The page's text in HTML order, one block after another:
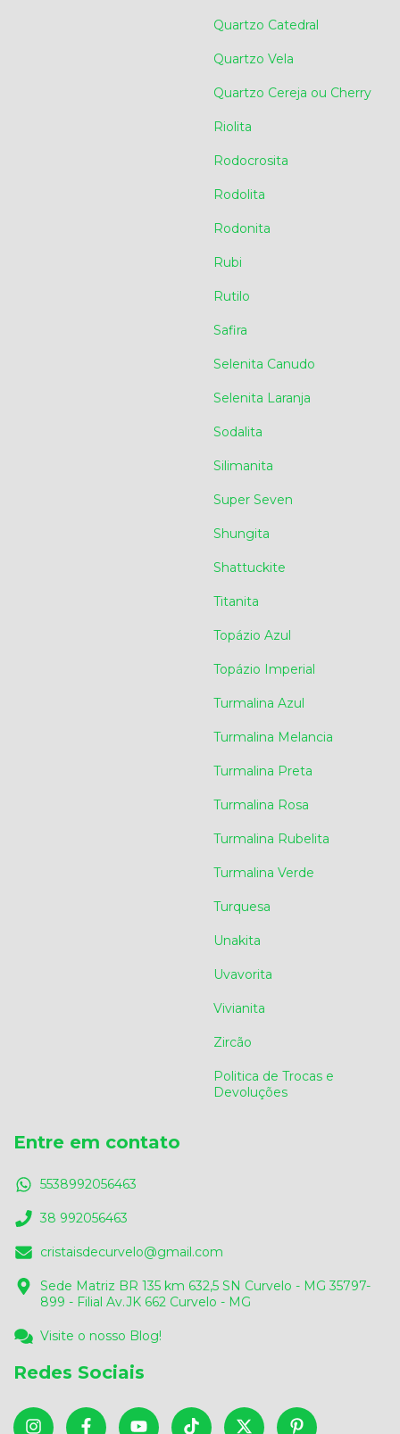
Quartzo Catedral
Quartzo Vela
Quartzo Cereja ou Cherry
Riolita
Rodocrosita
Rodolita
Rodonita
Rubi
Rutilo
Safira
Selenita Canudo
Selenita Laranja
Sodalita
Silimanita
Super Seven
Shungita
Shattuckite
Titanita
Topázio Azul
Topázio Imperial
Turmalina Azul
Turmalina Melancia
Turmalina Preta
Turmalina Rosa
Turmalina Rubelita
Turmalina Verde
Turquesa
Unakita
Uvavorita
Vivianita
Zircão
Politica de Trocas e
Devoluções
Entre em contato
5538992056463
38 992056463
cristaisdecurvelo@gmail.com
Sede Matriz BR 135 km 632,5 SN Curvelo - MG 35797-
899 - Filial Av.JK 662 Curvelo - MG
Visite o nosso Blog!
Redes Sociais